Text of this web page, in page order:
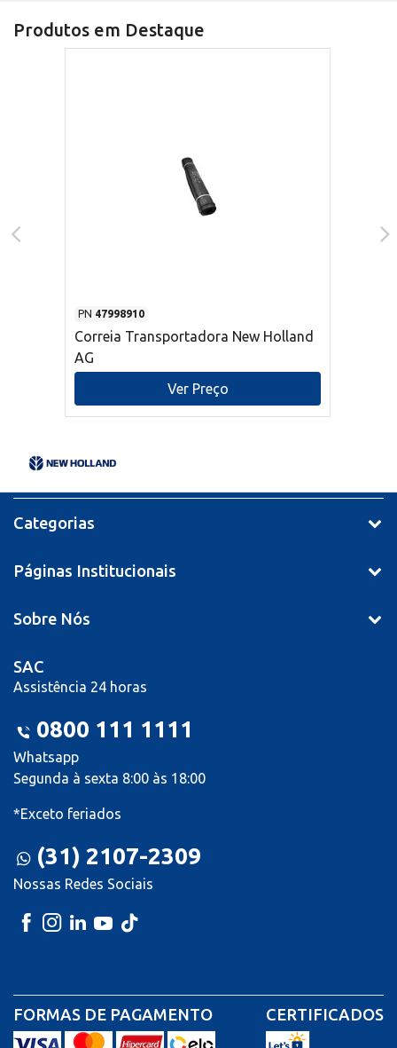
Produtos em Destaque
PN 47998910
Correia Transportadora New Holland
AG
Ver Preço
Categorias
Páginas Institucionais
Sobre Nós
SAC
Assistência 24 horas
0800 111 1111
Whatsapp
Segunda à sexta 8:00 às 18:00
*Exceto feriados
(31) 2107-2309
Nossas Redes Sociais
FORMAS DE PAGAMENTO CERTIFICADOS